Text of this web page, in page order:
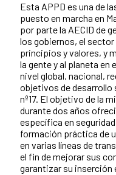
Esta APPD es una de
puesto en marcha en
por parte la AECID de
los gobiernos, el
principios y valores, y
la gente y al planeta en
nivel global, nacional,
objetivos de desarrollo
nº17. El objetivo de la
durante dos años
específica en
formación práctica de
en varias líneas de
el fin de mejorar sus
garantizar su inserción